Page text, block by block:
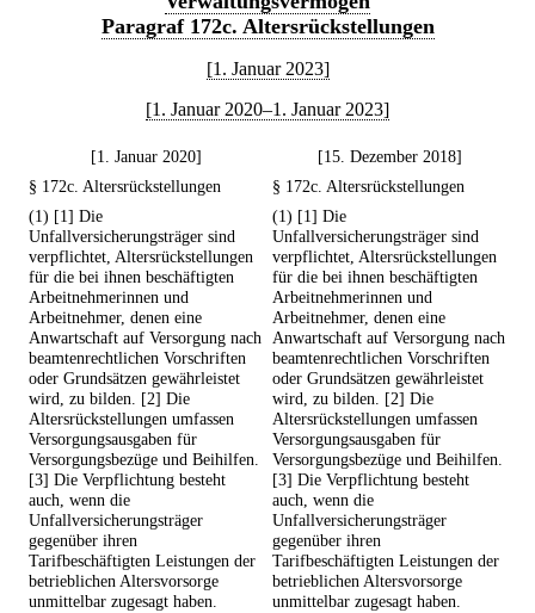
Paragraf 172c. Altersrückstellungen
[1. Januar 2023]
[1. Januar 2020–1. Januar 2023]
[1. Januar 2020]
[15. Dezember 2018]
§ 172c. Altersrückstellungen
§ 172c. Altersrückstellungen
(1) [1] Die
Unfallversicherungsträger sind
verpflichtet, Altersrückstellungen
für die bei ihnen beschäftigten
Arbeitnehmerinnen und
Arbeitnehmer, denen eine
Anwartschaft auf Versorgung nach
beamtenrechtlichen Vorschriften
oder Grundsätzen gewährleistet
wird, zu bilden. [2] Die
Altersrückstellungen umfassen
Versorgungsausgaben für
Versorgungsbezüge und Beihilfen.
[3] Die Verpflichtung besteht
auch, wenn die
Unfallversicherungsträger
gegenüber ihren
Tarifbeschäftigten Leistungen der
betrieblichen Altersvorsorge
unmittelbar zugesagt haben.
(1) [1] Die
Unfallversicherungsträger sind
verpflichtet, Altersrückstellungen
für die bei ihnen beschäftigten
Arbeitnehmerinnen und
Arbeitnehmer, denen eine
Anwartschaft auf Versorgung nach
beamtenrechtlichen Vorschriften
oder Grundsätzen gewährleistet
wird, zu bilden. [2] Die
Altersrückstellungen umfassen
Versorgungsausgaben für
Versorgungsbezüge und Beihilfen.
[3] Die Verpflichtung besteht
auch, wenn die
Unfallversicherungsträger
gegenüber ihren
Tarifbeschäftigten Leistungen der
betrieblichen Altersvorsorge
unmittelbar zugesagt haben.